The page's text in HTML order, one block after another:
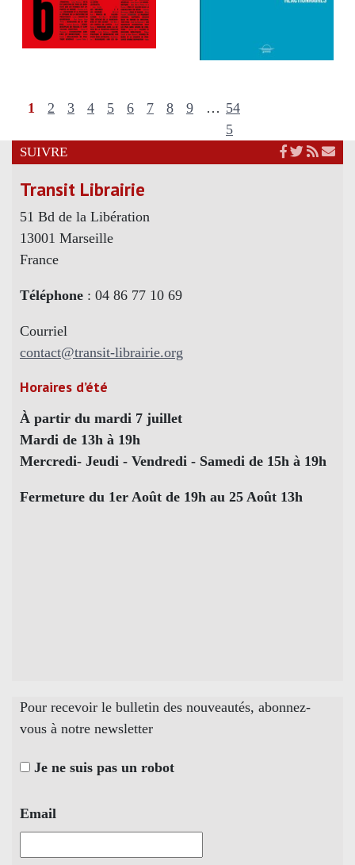
1 2 3 4 5 6 7 8 9 … 54
5
SUIVRE
Transit Librairie
51 Bd de la Libération
13001 Marseille
France
Téléphone : 04 86 77 10 69
Courriel
contact@transit-librairie.org
Horaires d’été
À partir du mardi 7 juillet
Mardi de 13h à 19h
Mercredi- Jeudi - Vendredi - Samedi de 15h à 19h
Fermeture du 1er Août de 19h au 25 Août 13h
Pour recevoir le bulletin des nouveautés, abonnez-
vous à notre newsletter
Je ne suis pas un robot
Email